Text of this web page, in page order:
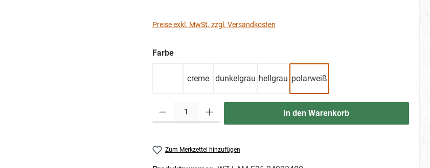
Preise exkl. MwSt. zzgl. Versandkosten
Farbeauswählen
creme dunkelgrau hellgrau polarweiß
In den Warenkorb
Zum Merkzettel hinzufügen